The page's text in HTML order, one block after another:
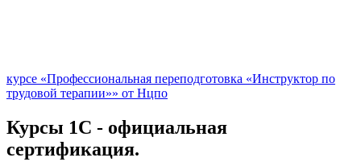
курсе «Профессиональная переподготовка «Инструктор по
трудовой терапии»» от Нцпо
Курсы 1С - официальная
сертификация.